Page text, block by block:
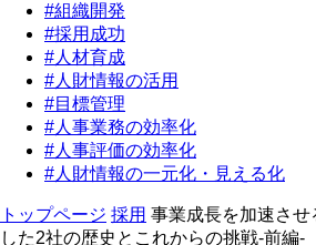
#組織開発
#採用成功
#人材育成
#人財情報の活用
#目標管理
#人事業務の効率化
#人事評価の効率化
#人財情報の一元化・見える化
トップページ 採用 事業成長を加速さ
した2社の歴史とこれからの挑戦-前編-